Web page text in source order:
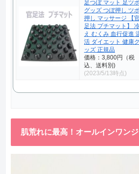
足つぼ マット 足ツ
グッズ つぼ押し ツ
押し マッサージ 【官
足法 プチマット】
え むくみ 血行促進
活 ダイエット 健康
ッズ 正規品
価格：3,800円（税
込、送料別)
(2023/5/13時点)
肌荒れに最高！オールインワン